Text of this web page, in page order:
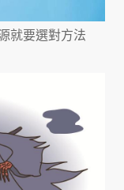
就要選對方法